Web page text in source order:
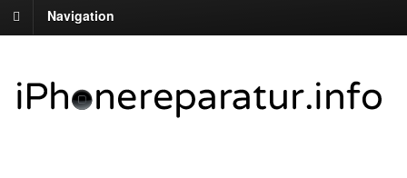
Navigation